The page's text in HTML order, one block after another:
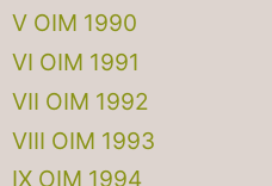
V OIM 1990
VI OIM 1991
VII OIM 1992
VIII OIM 1993
IX OIM 1994